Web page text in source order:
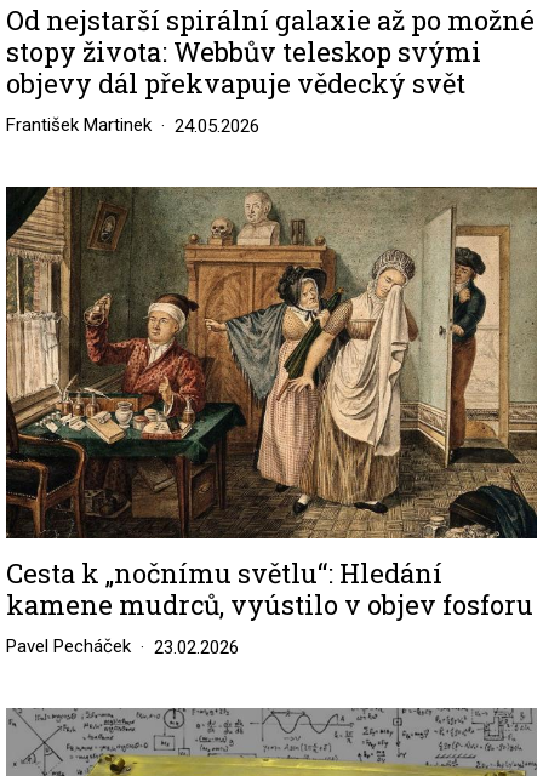
Od nejstarší spirální galaxie až po možné
stopy života: Webbův teleskop svými
objevy dál překvapuje vědecký svět
František Martinek 24.05.2026
Image
Cesta k „nočnímu světlu“: Hledání
kamene mudrců, vyústilo v objev fosforu
Pavel Pecháček 23.02.2026
Image